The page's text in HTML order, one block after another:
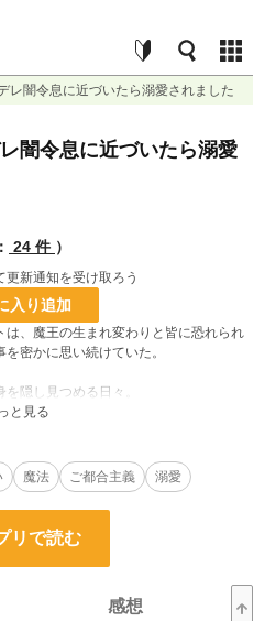
レ闇令息に近づいたら溺愛されました
闇令息に近づいたら溺愛
24 件 ）
更新通知を受け取ろう
入り追加
、魔王の生まれ変わりと皆に恐れられ
密かに思い続けていた。
隠し見つめる日々。
ト。そんな彼女は昔、サターンに助け
てもその件でお礼を言いたいマリオネ
でいるのだ。
。ここぞとばかりに気持ちをぶつける
ンに拒否されてしまう。
、二度と彼に近づかないと誓うのだ
魔法 ご都合主義 溺愛
リで読む
感想